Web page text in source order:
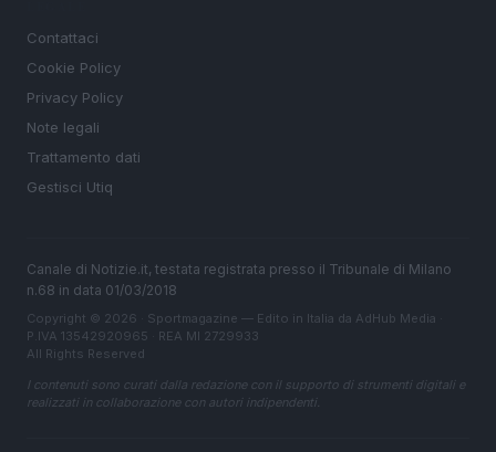
Contattaci
Cookie Policy
Privacy Policy
Note legali
Trattamento dati
Gestisci Utiq
Canale di Notizie.it, testata registrata presso il Tribunale di Milano
n.68 in data 01/03/2018
Copyright © 2026 · Sportmagazine — Edito in Italia da AdHub Media
P.IVA 13542920965 · REA MI 2729933
All Rights Reserved
I contenuti sono curati dalla redazione con il supporto di strumenti digitali e
realizzati in collaborazione con autori indipendenti.